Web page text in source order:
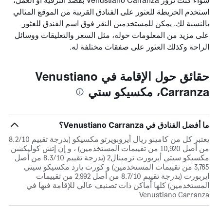
استخدم الخريطة للعثور على الفنادق القريبة من الموقع المثالي
بالنسبة لك. يمكن للمستخدمين النقر فوق اسم الفندق للعثور
على مزيد من المعلومات حوله، مثل السعر والتعليقات ووسائل
الراحة وكذلك العثور على صفقات مختلفة له.
حقائق حول الإقامة في Venustiano
Carranza، مكسيكو ستي
ما أفضل الفنادق في Venustiano Carranza؟
يعتبر كل من كامينو ريال أيروبويرتو مكسيكو (بدرجة تقييم 8.2/10
من أصل 10,920 من تقييمات المستخدمين) ، و إن إتش كوليكشن
مكسيكو سيتي أيربورت ترمينال2 (بدرجة تقييم 8.3/10 من أصل
3,765 من تقييمات المستخدمين) و كورت يارد مكسيكو سيتي
ايربورت (بدرجة تقييم 8.7/10 من أصل 2,992 من تقييمات
المستخدمين) كلها أماكن ذات تصنيف عالي للإقامة فيها في
Venustiano Carranza